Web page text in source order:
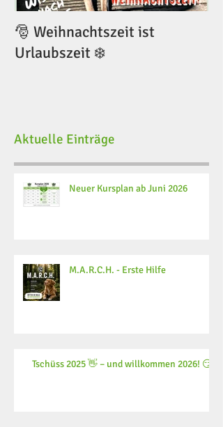
🎅 Weihnachtszeit ist
Urlaubszeit ❄️
Aktuelle Einträge
Neuer Kursplan ab Juni 2026
M.A.R.C.H. - Erste Hilfe
Tschüss 2025 👋 – und willkommen 2026! 😏